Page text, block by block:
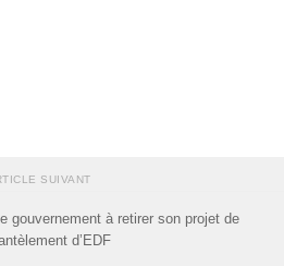
SUIVANT
gouvernement à retirer son projet de
d’EDF